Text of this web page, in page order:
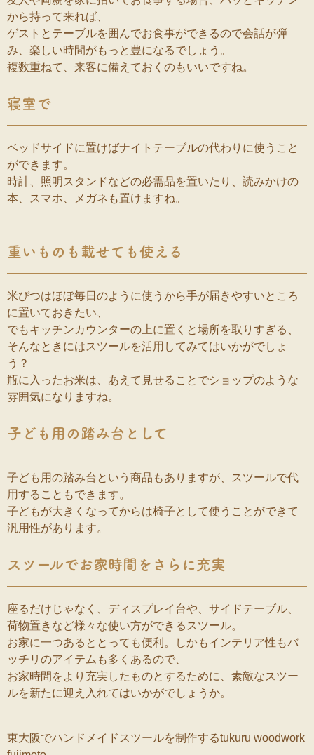
から持って来れば、
ゲストとテーブルを囲んでお食事ができるので会話が弾
み、楽しい時間がもっと豊になるでしょう。
複数重ねて、来客に備えておくのもいいですね。
寝室で
ベッドサイドに置けばナイトテーブルの代わりに使うこと
ができます。
時計、照明スタンドなどの必需品を置いたり、読みかけの
本、スマホ、メガネも置けますね。
重いものも載せても使える
米びつはほぼ毎日のように使うから手が届きやすいところ
に置いておきたい、
でもキッチンカウンターの上に置くと場所を取りすぎる、
そんなときにはスツールを活用してみてはいかがでしょ
う？
瓶に入ったお米は、あえて見せることでショップのような
雰囲気になりますね。
子ども用の踏み台として
子ども用の踏み台という商品もありますが、スツールで代
用することもできます。
子どもが大きくなってからは椅子として使うことができて
汎用性があります。
スツールでお家時間をさらに充実
座るだけじゃなく、ディスプレイ台や、サイドテーブル、
荷物置きなど様々な使い方ができるスツール。
お家に一つあるととっても便利。しかもインテリア性もバ
ッチリのアイテムも多くあるので、
お家時間をより充実したものとするために、素敵なスツー
ルを新たに迎え入れてはいかがでしょうか。
東大阪でハンドメイドスツールを制作するtukuru woodwork